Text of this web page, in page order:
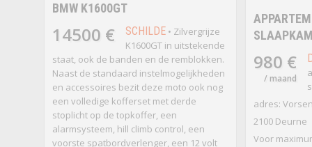
BMW K1600GT
14500 € SCHILDE• Zilvergrijze
K1600GT in uitstekende
staat, ook de banden en de remblokken.
Naast de standaard instelmogelijkheden
en accessoires bezit deze moto ook nog
een volledige kofferset met derde
stoplicht op de topkoffer, een
alarmsysteem, hill climb control, een
voorste spatbordverlenger, een 12 volt
980 €
/ maand
adres:
2100 Deurne
Voor